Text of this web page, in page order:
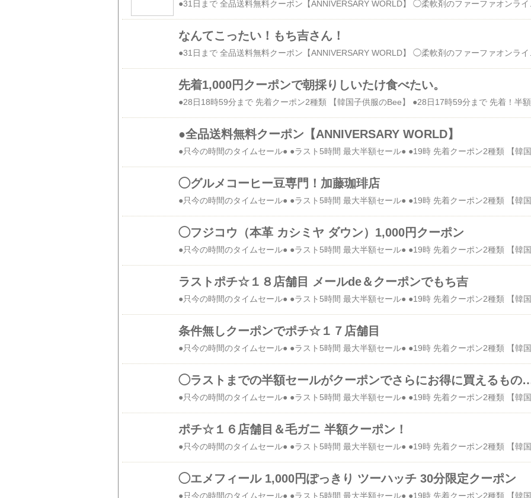
なんてこったい！もち吉さん！
先着1,000円クーポンで朝採りしいたけ食べたい。
●28日18時59分まで 先着クーポン2種類 【韓国子供服のBee】 ●28日17時59分まで 先着！半額クーポン 【Dark Angle】 ●31日まで 全品送料無料クーポン【ANNIVERSARY WORLD】 ◯柔軟剤のファー
●全品送料無料クーポン【ANNIVERSARY WORLD】
◯グルメコーヒー豆専門！加藤珈琲店
◯フジコウ（本革 カシミヤ ダウン）1,000円クーポン
ラストポチ☆１８店舗目 メールde＆クーポンでもち吉
条件無しクーポンでポチ☆１７店舗目
◯ラストまでの半額セールがクーポンでさらに
ポチ☆１６店舗目＆毛ガニ 半額クーポン！
◯エメフィール 1,000円ぽっきり ツーハッチ 30分限定クーポン